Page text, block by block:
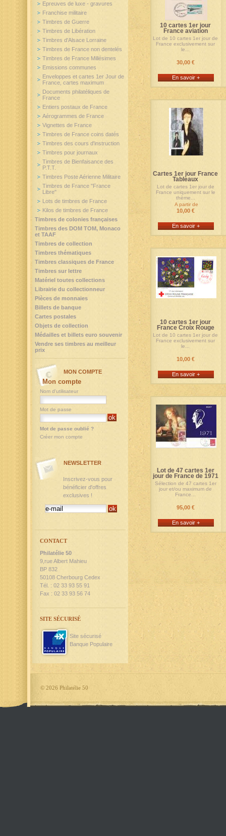
10 cartes 1er jour
France aviation
Lot de 10 cartes 1er jour de
France exclusivement sur
le...
30,00 €
En savoir +
Cartes 1er jour France
Tableaux
Lot de cartes 1er jour de
France uniquement sur le
thème...
A partir de
10,00 €
En savoir +
10 cartes 1er jour
France Croix Rouge
Lot de 10 cartes 1er jour de
France exclusivement sur
le...
10,00 €
En savoir +
Lot de 47 cartes 1er
jour de France de 1971
Sélection de 47 cartes 1er
jour et/ou maximum de
France...
95,00 €
En savoir +
Epreuves de luxe - gravures
Franchise militaire
Timbres de Guerre
Timbres de Libération
Timbres d'Alsace Lorraine
Timbres de France non dentelés
Timbres de France Millésimes
Emissions communes
Enveloppes et cartes 1er Jour de
France, cartes maximum
Documents philatéliques de
France
Entiers postaux de France
Aérogrammes de France
Vignettes de France
Timbres de France coins datés
Timbres des cours d'instruction
Timbres pour journaux
Timbres de Bienfaisance des
P.T.T.
Timbres Poste Aérienne Militaire
Timbres de France "France
Libre"
Lots de timbres de France
Kilos de timbres de France
Timbres de colonies françaises
Timbres des DOM TOM, Monaco
et TAAF
Timbres de collection
Timbres thématiques
Timbres classiques de France
Timbres sur lettre
Matériel toutes collections
Librairie du collectionneur
Pièces de monnaies
Billets de banque
Cartes postales
Objets de collection
Médailles et billets euro souvenir
Vendre ses timbres au meilleur
prix
MON COMPTE
Mon compte
Nom d'utilisateur
Mot de passe
Mot de passe oublié ?
Créer mon compte
NEWSLETTER
Inscrivez-vous pour
bénéficier d'offres
exclusives !
CONTACT
Philatélie 50
9,rue Albert Mahieu
BP 832
50108 Cherbourg Cedex
Tél. : 02 33 93 55 91
Fax : 02 33 93 56 74
SITE SÉCURISÉ
Site sécurisé
Banque Populaire
© 2026 Philatélie 50